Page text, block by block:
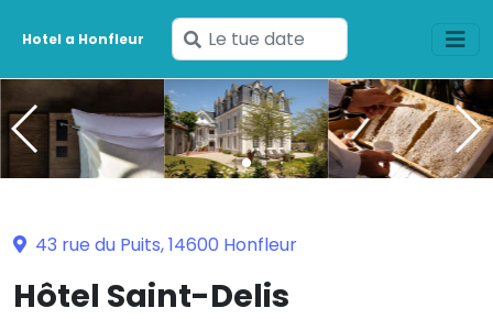
Hotel a Honfleur
Inserisci
le
tue
date
43 rue du Puits, 14600 Honfleur
Hôtel Saint-Delis